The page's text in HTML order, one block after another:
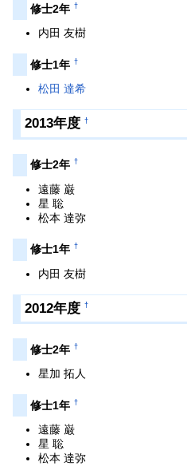
修士2年 †
内田 友樹
修士1年 †
松田 達希
2013年度 †
修士2年 †
遠藤 巌
星 聡
松本 達弥
修士1年 †
内田 友樹
2012年度 †
修士2年 †
星加 拓人
修士1年 †
遠藤 巌
星 聡
松本 達弥